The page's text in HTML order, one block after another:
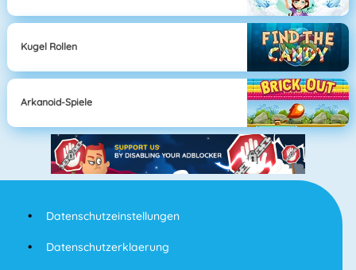
Kugel Rollen
Arkanoid-Spiele
Datenschutzeinstellungen
Datenschutzerklaerung